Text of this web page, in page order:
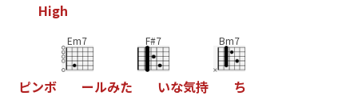
High
ピンボ
Em7
ールみた
F#7
いな気持
Bm7
ち